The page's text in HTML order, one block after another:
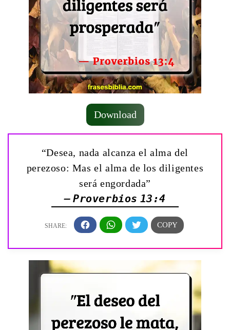
Download
“Desea, nada alcanza el alma del
perezoso: Mas el alma de los diligentes
será engordada”
— Proverbios 13:4